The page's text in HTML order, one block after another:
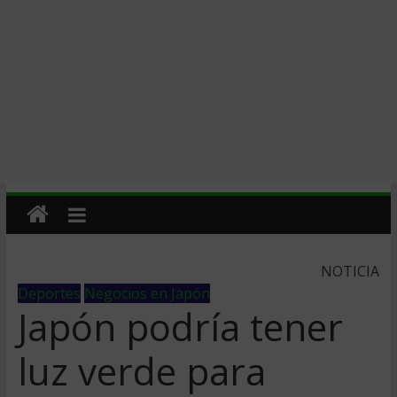
NOTICIA
Deportes Negocios en Japón
Japón podría tener
luz verde para